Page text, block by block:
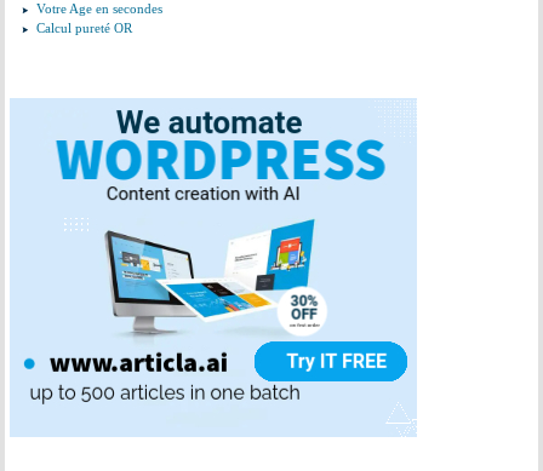
Votre Age en secondes
Calcul pureté OR